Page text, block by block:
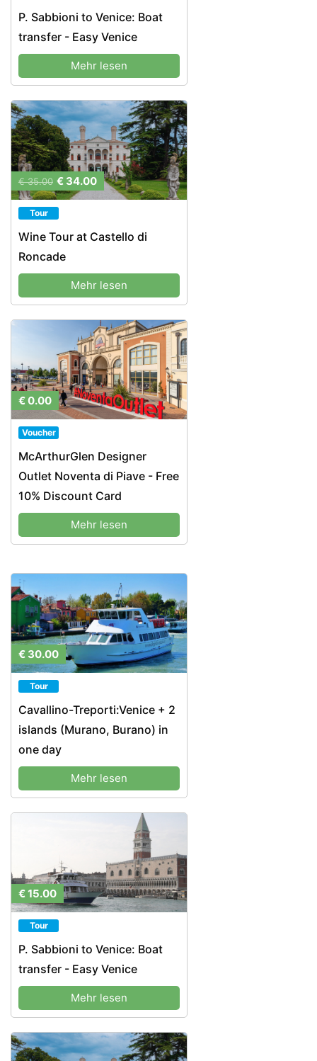
P. Sabbioni to Venice: Boat
transfer - Easy Venice
Mehr lesen
€ 35.00 € 34.00
Tour
Wine Tour at Castello di
Roncade
Mehr lesen
€ 0.00
Voucher
McArthurGlen Designer
Outlet Noventa di Piave - Free
10% Discount Card
Mehr lesen
€ 30.00
Tour
Cavallino-Treporti:Venice + 2
islands (Murano, Burano) in
one day
Mehr lesen
€ 15.00
Tour
P. Sabbioni to Venice: Boat
transfer - Easy Venice
Mehr lesen